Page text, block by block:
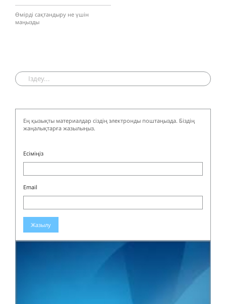
Өмірді сақтандыру не үшін
маңызды
Ең қызықты материалдар сіздің электронды поштаңызда. Біздің
жаңалықтарға жазылыңыз.
Есіміңіз
Email
Жазылу